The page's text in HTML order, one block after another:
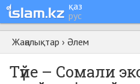
қаз
рус
Жаңалықтар › Әлем
Түйе – Сомали